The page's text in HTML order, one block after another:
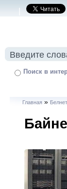
|
Поиск в
Главная » Белнет